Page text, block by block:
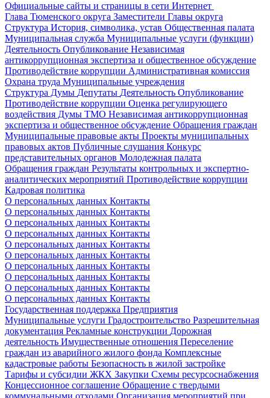
Официальные сайты и страницы в сети Интернет
Глава Тюменского округа Заместители Главы округа
Структура История, символика, устав Общественная палата
Муниципальная служба Муниципальные услуги (функции)
Деятельность Опубликование Независимая
антикоррупционная экспертиза и общественное обсуждение
Противодействие коррупции Административная комиссия
Охрана труда Муниципальные учреждения
Структура Думы Депутаты Деятельность Опубликование
Противодействие коррупции Оценка регулирующего
воздействия Думы ТМО Независимая антикоррупционная
экспертиза и общественное обсуждение Обращения граждан
Муниципальные правовые акты Проекты муниципальных
правовых актов Публичные слушания Конкурс
представительных органов Молодежная палата
Обращения граждан Результаты контрольных и экспертно-
аналитических мероприятий Противодействие коррупции
Кадровая политика
О персональных данных Контакты
О персональных данных Контакты
О персональных данных Контакты
О персональных данных Контакты
О персональных данных Контакты
О персональных данных Контакты
О персональных данных Контакты
О персональных данных Контакты
О персональных данных Контакты
О персональных данных Контакты
Государственная поддержка Предприятия
Муниципальные услуги Градостроительство Разрешительная
документация Рекламные конструкции Дорожная
деятельность Имущественные отношения Переселение
граждан из аварийного жилого фонда Комплексные
кадастровые работы Безопасность в жилой застройке
Тарифы и субсидии ЖКХ Закупки Схемы ресурсоснабжения
Концессионное соглашение Обращение с твердыми
коммунальными отходами Организация мероприятий при